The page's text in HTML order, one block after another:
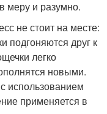
меру и разумно.
не стоит на месте:
подгоняются друг к
легко
новыми.
использованием
применяется в